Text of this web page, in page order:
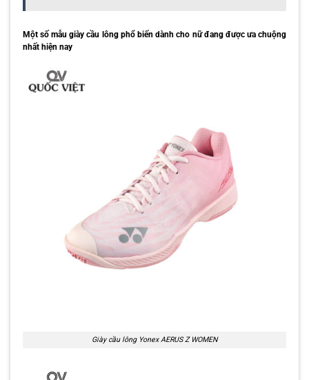
Một số mẫu giày cầu lông phổ biến dành cho nữ đang được ưa chuộng
nhất hiện nay
Giày cầu lông Yonex AERUS Z WOMEN